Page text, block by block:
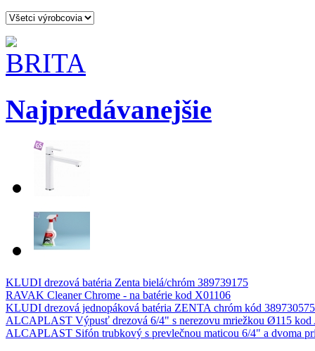
Najpredávanejšie
KLUDI drezová batéria Zenta bielá/chróm 389739175
RAVAK Cleaner Chrome - na batérie kod X01106
KLUDI drezová jednopáková batéria ZENTA chróm kód 389730575
ALCAPLAST Výpusť drezová 6/4" s nerezovu mriežkou Ø115 kod
ALCAPLAST Sifón trubkový s prevlečnou maticou 6/4" a dvoma